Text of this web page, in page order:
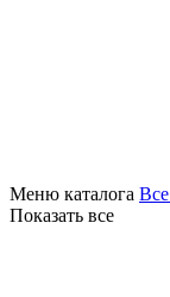
Меню каталога
Показать все